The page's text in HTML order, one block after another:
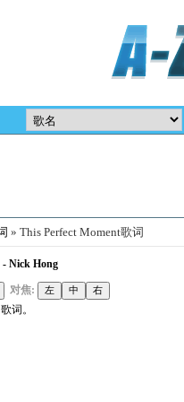
» This Perfect Moment歌词
- Nick Hong
对焦:
词。